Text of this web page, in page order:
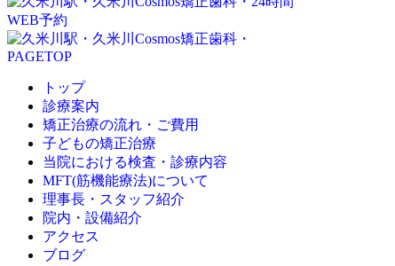
トップ
診療案内
矯正治療の流れ・ご費用
子どもの矯正治療
当院における検査・診療内容
MFT(筋機能療法)について
理事長・スタッフ紹介
院内・設備紹介
アクセス
ブログ